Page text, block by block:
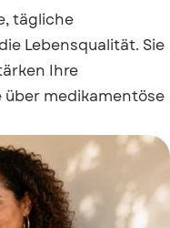
tägliche
Lebensqualität. Sie
Ihre
über medikamentöse